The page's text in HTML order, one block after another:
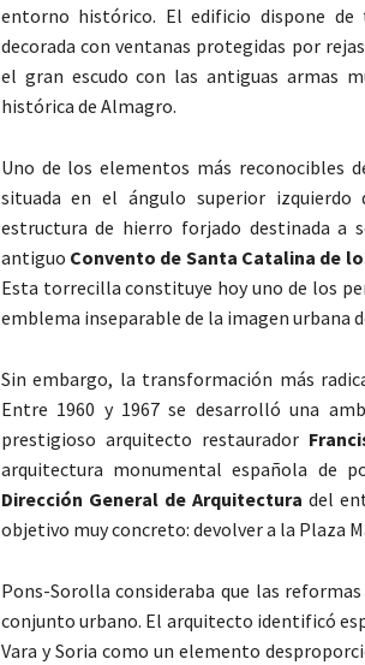
entorno histórico. El edificio dispone de
decorada con ventanas protegidas por
el gran escudo con las antiguas armas
histórica de Almagro.
Uno de los elementos más reconocibles
situada en el ángulo superior
estructura de hierro forjado destinada a
antiguo Convento de Santa Catalina de
Esta torrecilla constituye hoy uno de los
emblema inseparable de la imagen urbana
Sin embargo, la transformación más
Entre 1960 y 1967 se desarrolló una
prestigioso arquitecto restaurador
arquitectura monumental española de
Dirección General de Arquitectura del
objetivo muy concreto: devolver a la Plaza
Pons-Sorolla consideraba que las
conjunto urbano. El arquitecto identificó
Vara y Soria como un elemento